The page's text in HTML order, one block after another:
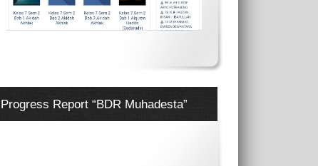
Progress Report “BDR Muhadesta”